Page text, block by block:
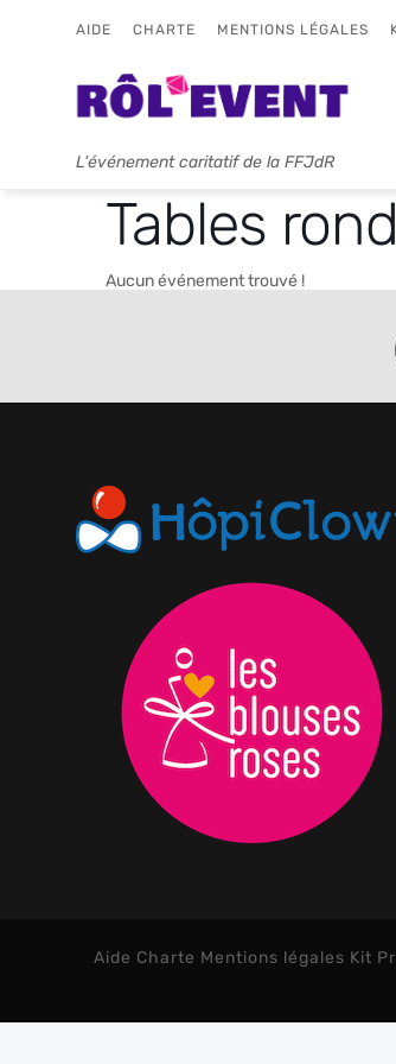
AIDE CHARTE MENTIONS LÉGALES
L'événement caritatif de la FFJdR
Tables
Aucun événement trouvé !
Aide Charte Mentions légales Kit